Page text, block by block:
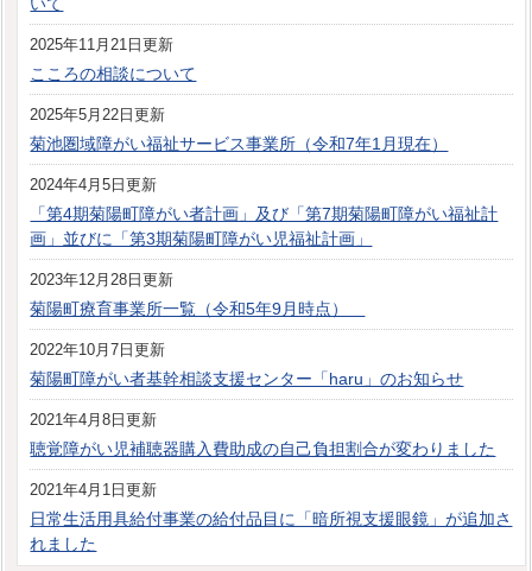
2025年11月21日更新
こころの相談について
2025年5月22日更新
菊池圏域障がい福祉サービス事業所（令和7年1月現在）
2024年4月5日更新
「第4期菊陽町障がい者計画」及び「第7期菊陽町障がい福祉計
画」並びに「第3期菊陽町障がい児福祉計画」
2023年12月28日更新
菊陽町療育事業所一覧（令和5年9月時点）
2022年10月7日更新
菊陽町障がい者基幹相談支援センター「haru」のお知らせ
2021年4月8日更新
聴覚障がい児補聴器購入費助成の自己負担割合が変わりました
2021年4月1日更新
日常生活用具給付事業の給付品目に「暗所視支援眼鏡」が追加さ
れました